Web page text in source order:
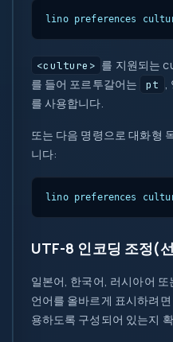
lino preferences
<culture> 를 지원되는
를 들어 포르투갈어는
pt
를 사용합니다.
또는 다음 명령으로 대화형
니다:
lino preferences
UTF-8 인코딩 조정(
일본어, 한국어, 러시아어
언어를 올바르게 표시하려
용하도록 구성되어 있는지